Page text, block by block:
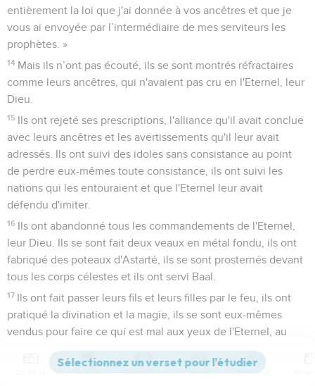
entièrement la loi que j'ai donnée à vos ancêtres et que je
vous ai envoyée par l’intermédiaire de mes serviteurs les
prophètes. »
14 Mais ils n’ont pas écouté, ils se sont montrés réfractaires
comme leurs ancêtres, qui n'avaient pas cru en l'Eternel, leur
Dieu.
15 Ils ont rejeté ses prescriptions, l'alliance qu'il avait conclue
avec leurs ancêtres et les avertissements qu'il leur avait
adressés. Ils ont suivi des idoles sans consistance au point
de perdre eux-mêmes toute consistance, ils ont suivi les
nations qui les entouraient et que l'Eternel leur avait
défendu d'imiter.
16 Ils ont abandonné tous les commandements de l'Eternel,
leur Dieu. Ils se sont fait deux veaux en métal fondu, ils ont
fabriqué des poteaux d'Astarté, ils se sont prosternés devant
tous les corps célestes et ils ont servi Baal.
17 Ils ont fait passer leurs fils et leurs filles par le feu, ils ont
pratiqué la divination et la magie, ils se sont eux-mêmes
vendus pour faire ce qui est mal aux yeux de l'Eternel, au
point d’exciter sa colère.
Aussi, l'Eternel s'est fortement irrité contre les Israélites et
Versions Commentaires Strong